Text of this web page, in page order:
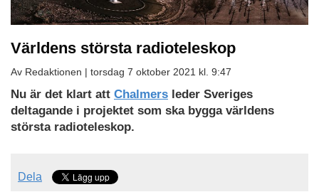
Världens största radioteleskop
Av Redaktionen | torsdag 7 oktober 2021 kl. 9:47
Nu är det klart att Chalmers leder Sveriges
deltagande i projektet som ska bygga världens
största radioteleskop.
Dela